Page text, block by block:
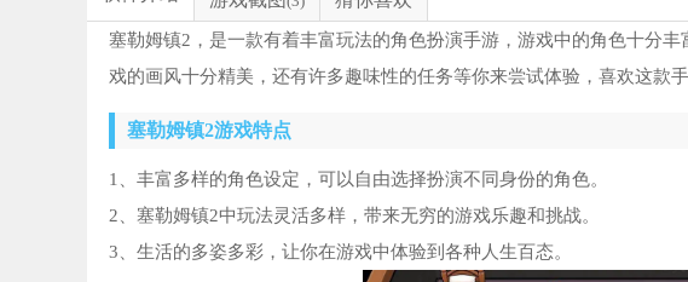
塞勒姆镇2，是一款有着丰富玩法的角色扮演手游，游戏中的角色十分
戏的画风十分精美，还有许多趣味性的任务等你来尝试体验，喜欢这款
塞勒姆镇2游戏特点
1、丰富多样的角色设定，可以自由选择扮演不同身份的角色。
2、塞勒姆镇2中玩法灵活多样，带来无穷的游戏乐趣和挑战。
3、生活的多姿多彩，让你在游戏中体验到各种人生百态。